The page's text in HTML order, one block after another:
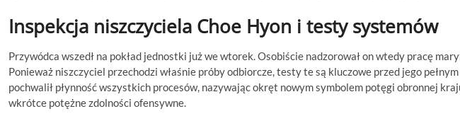
Inspekcja niszczyciela Choe Hyon i testy systemów
Przywódca wszedł na pokład jednostki już we wtorek. Osobiście nadzorował on wtedy pracę
Ponieważ niszczyciel przechodzi właśnie próby odbiorcze, testy te są kluczowe przed jego
pochwalił płynność wszystkich procesów, nazywając okręt nowym symbolem potęgi obronnej
wkrótce potężne zdolności ofensywne.